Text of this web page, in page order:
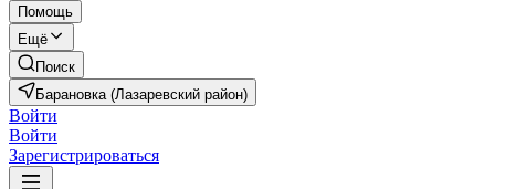
Помощь
Ещё
Поиск
Барановка (Лазаревский район)
Войти
Войти
Зарегистрироваться